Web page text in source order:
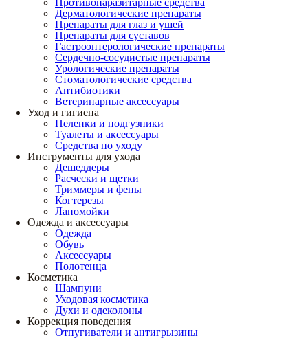
Противопаразитарные средства
Дерматологические препараты
Препараты для глаз и ушей
Препараты для суставов
Гастроэнтерологические препараты
Сердечно-сосудистые препараты
Урологические препараты
Стоматологические средства
Антибиотики
Ветеринарные аксессуары
Уход и гигиена
Пеленки и подгузники
Туалеты и аксессуары
Средства по уходу
Инструменты для ухода
Дешеддеры
Расчески и щетки
Триммеры и фены
Когтерезы
Лапомойки
Одежда и аксессуары
Одежда
Обувь
Аксессуары
Полотенца
Косметика
Шампуни
Уходовая косметика
Духи и одеколоны
Коррекция поведения
Отпугиватели и антигрызины